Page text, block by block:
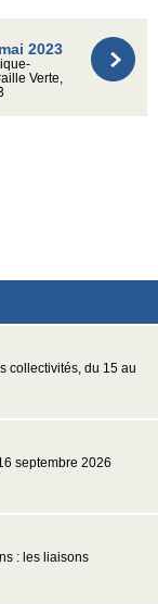
2023
Verte,
collectivités, du 15 au
septembre 2026
: les liaisons